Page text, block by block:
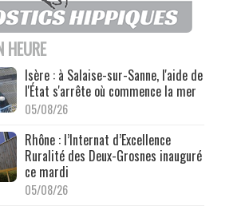
HEURE
Isère : à Salaise-sur-Sanne, l'aide de
l'État s'arrête où commence la mer
05/08/26
Rhône : l’Internat d’Excellence
Ruralité des Deux-Grosnes inauguré
ce mardi
05/08/26